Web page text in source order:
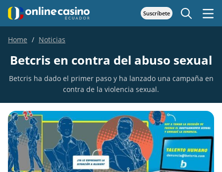
Suscríbete
Home Noticias
Betcris en contra del abuso sexual
Betcris ha dado el primer paso y ha lanzado una campaña en
contra de la violencia sexual.